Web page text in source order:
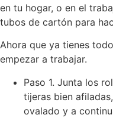
en tu hogar, o en el
tubos de cartón para
Ahora que ya tienes
empezar a trabajar.
Paso 1. Junta los
tijeras bien
ovalado y a